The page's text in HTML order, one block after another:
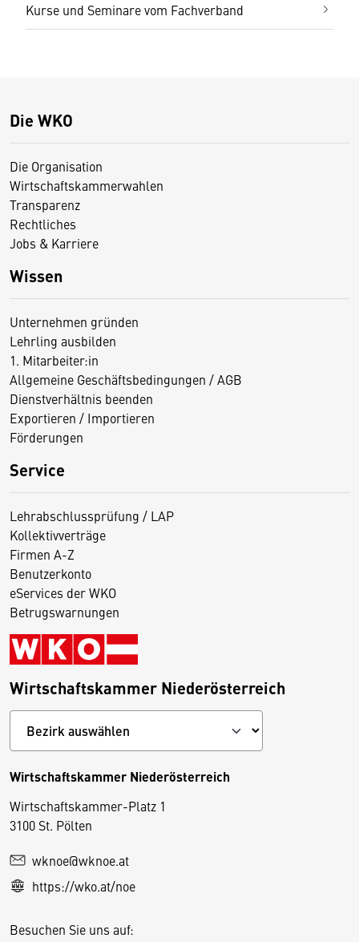
Kurse und Seminare vom Fachverband
Die WKO
Die Organisation
Wirtschaftskammerwahlen
Transparenz
Rechtliches
Jobs & Karriere
Wissen
Unternehmen gründen
Lehrling ausbilden
1. Mitarbeiter:in
Allgemeine Geschäftsbedingungen / AGB
Dienstverhältnis beenden
Exportieren / Importieren
Förderungen
Service
Lehrabschlussprüfung / LAP
Kollektivverträge
Firmen A-Z
Benutzerkonto
eServices der WKO
Betrugswarnungen
Wirtschaftskammer Niederösterreich
Wirtschaftskammer Niederösterreich
Wirtschaftskammer-Platz 1
3100 St. Pölten
wknoe@wknoe.at
https://wko.at/noe
Besuchen Sie uns auf:
D
e
s
S